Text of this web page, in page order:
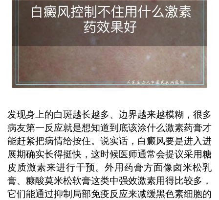
发现身上的白斑越长越多、边界越来越模糊，很多
病友第一反应就是想知道到底该涂什么激素药膏才
能赶紧把病情给按住。说实话，白癜风要是进入进
展期确实长得挺快，这时候医师通常会提议采用糖
皮质激素来进行干预。外用药膏方面像卤米松乳
膏、糠酸莫米松软膏这类中强效激素用得比较多，
它们能通过抑制局部免疫反应来减缓黑色素细胞的